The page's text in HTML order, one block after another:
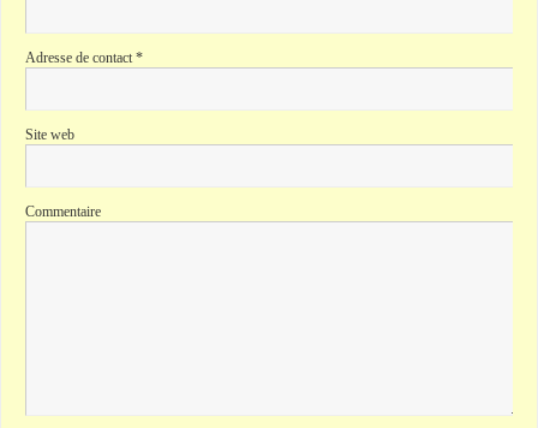
Adresse de contact *
Site web
Commentaire